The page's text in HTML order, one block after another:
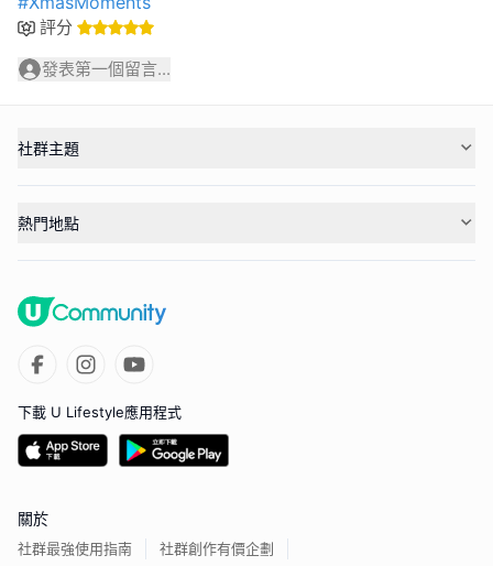
評分
發表第一個留言...
社群主題
熱門地點
下載 U Lifestyle應用程式
關於
社群最強使用指南 社群創作有價企劃